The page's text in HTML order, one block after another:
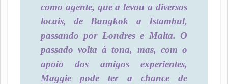
como agente, que a levou a diversos
locais, de Bangkok a Istambul,
passando por Londres e Malta. O
passado volta à tona, mas, com o
apoio dos amigos experientes,
Maggie pode ter a chance de